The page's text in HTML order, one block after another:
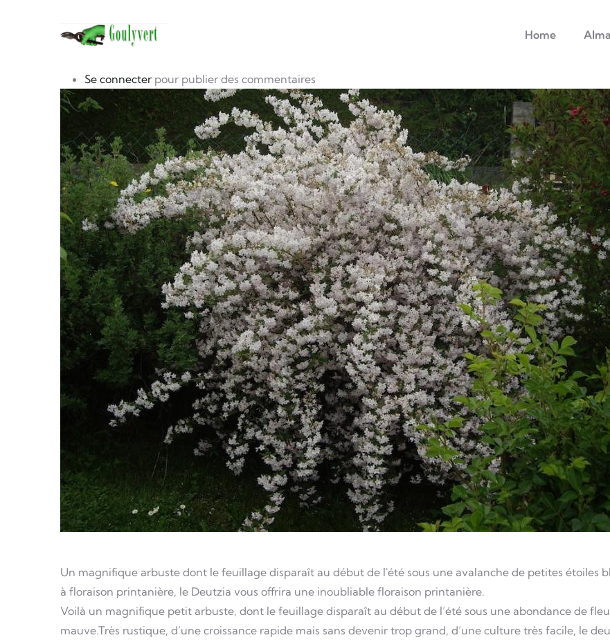
Home
Se connecter pour publier des commentaires
photo
Image
Un magnifique arbuste dont le feuillage disparaît au début de l'été sous une avalanche de petites étoiles
à floraison printanière, le Deutzia vous offrira une inoubliable floraison printanière.
Voilà un magnifique petit arbuste, dont le feuillage disparaît au début de l’été sous une abondance de
mauve.Très rustique, d’une croissance rapide mais sans devenir trop grand, d’une culture très facile, le